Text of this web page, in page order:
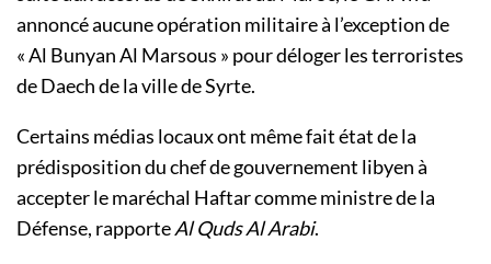
annoncé aucune opération militaire à l’exception de
« Al Bunyan Al Marsous » pour déloger les terroristes
de Daech de la ville de Syrte.
Certains médias locaux ont même fait état de la
prédisposition du chef de gouvernement libyen à
accepter le maréchal Haftar comme ministre de la
Défense, rapporteAl Quds Al Arabi.